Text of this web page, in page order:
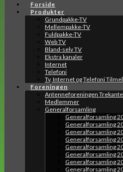
Forside
Produkter
Grundpakke-TV
Mellempakke-TV
Fuldpakke-TV
Web TV
Bland-selv TV
Ekstra kanaler
Internet
Telefoni
Tv, Internet og Telefoni
Foreningen
Antenneforeningen
Medlemmer
Generalforsamling
Generalforsamling
Generalforsamling
Generalforsamling
Generalforsamling
Generalforsamling
Generalforsamling
Generalforsamling
Generalforsamling